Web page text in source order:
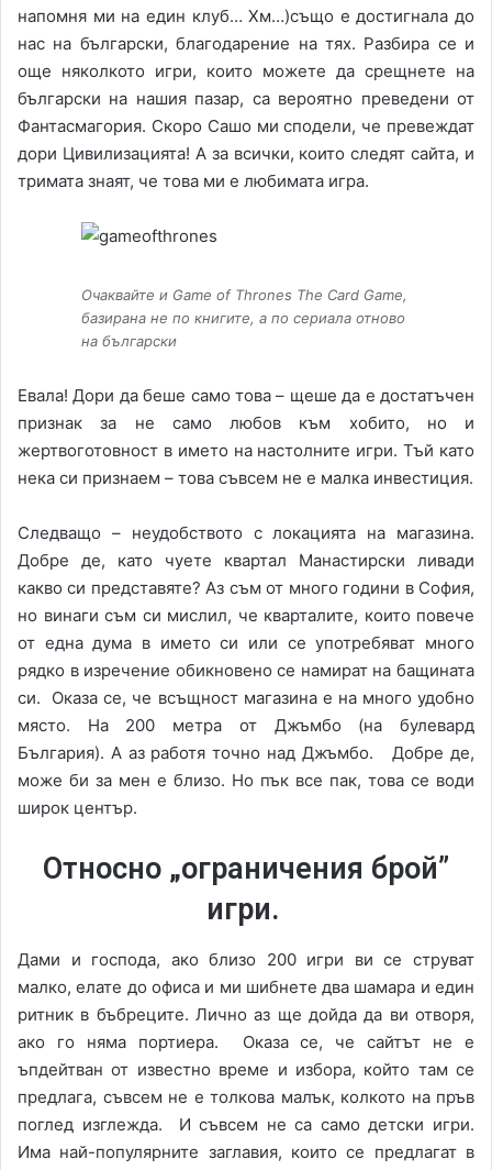
напомня ми на един клуб… Хм…)също е достигнала до
нас на български, благодарение на тях. Разбира се и
още няколкото игри, които можете да срещнете на
български на нашия пазар, са вероятно преведени от
Фантасмагория. Скоро Сашо ми сподели, че превеждат
дори Цивилизацията! А за всички, които следят сайта, и
тримата знаят, че това ми е любимата игра.
Очаквайте и Game of Thrones The Card Game,
базирана не по книгите, а по сериала отново
на български
Евала! Дори да беше само това – щеше да е достатъчен
признак за не само любов към хобито, но и
жертвоготовност в името на настолните игри. Тъй като
нека си признаем – това съвсем не е малка инвестиция.
Следващо – неудобството с локацията на магазина.
Добре де, като чуете квартал Манастирски ливади
какво си представяте? Аз съм от много години в София,
но винаги съм си мислил, че кварталите, които повече
от една дума в името си или се употребяват много
рядко в изречение обикновено се намират на бащината
си. Оказа се, че всъщност магазина е на много удобно
място. На 200 метра от Джъмбо (на булевард
България). А аз работя точно над Джъмбо. Добре де,
може би за мен е близо. Но пък все пак, това се води
широк център.
Относно „ограничения брой”
игри.
Дами и господа, ако близо 200 игри ви се струват
малко, елате до офиса и ми шибнете два шамара и един
ритник в бъбреците. Лично аз ще дойда да ви отворя,
ако го няма портиера. Оказа се, че сайтът не е
ъпдейтван от известно време и избора, който там се
предлага, съвсем не е толкова малък, колкото на пръв
поглед изглежда. И съвсем не са само детски игри.
Има най-популярните заглавия, които се предлагат в